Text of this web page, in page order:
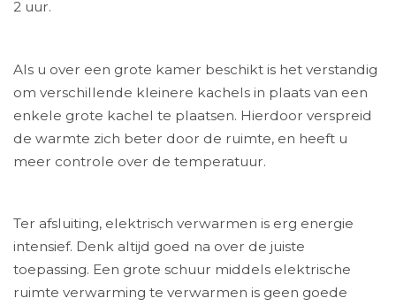
2 uur.
Als u over een grote kamer beschikt is het verstandig
om verschillende kleinere kachels in plaats van een
enkele grote kachel te plaatsen. Hierdoor verspreid
de warmte zich beter door de ruimte, en heeft u
meer controle over de temperatuur.
Ter afsluiting, elektrisch verwarmen is erg energie
intensief. Denk altijd goed na over de juiste
toepassing. Een grote schuur middels elektrische
ruimte verwarming te verwarmen is geen goede